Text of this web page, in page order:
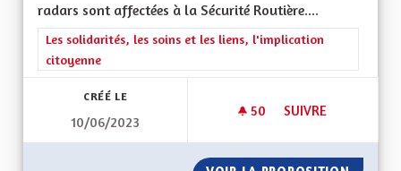
radars sont affectées à la Sécurité Routière....
Filtrer les résultats de la catégorie : Les solidarités, les soins
Les solidarités, les soins et les liens, l'implication
citoyenne
CRÉÉ LE
10/06/2023
50 50 ABONNÉS
SUIVRE